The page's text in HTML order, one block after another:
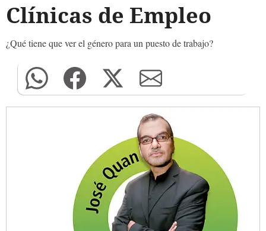
Clínicas de Empleo
¿Qué tiene que ver el género para un puesto de trabajo?